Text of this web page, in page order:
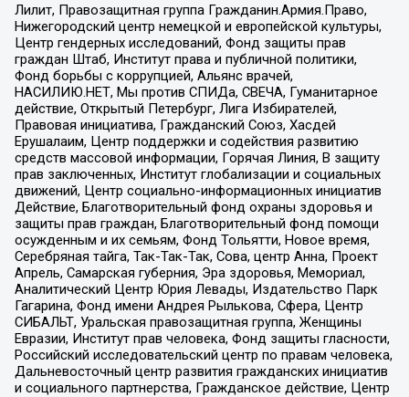
Лилит, Правозащитная группа Гражданин.Армия.Право,
Нижегородский центр немецкой и европейской культуры,
Центр гендерных исследований, Фонд защиты прав
граждан Штаб, Институт права и публичной политики,
Фонд борьбы с коррупцией, Альянс врачей,
НАСИЛИЮ.НЕТ, Мы против СПИДа, СВЕЧА, Гуманитарное
действие, Открытый Петербург, Лига Избирателей,
Правовая инициатива, Гражданский Союз, Хасдей
Ерушалаим, Центр поддержки и содействия развитию
средств массовой информации, Горячая Линия, В защиту
прав заключенных, Институт глобализации и социальных
движений, Центр социально-информационных инициатив
Действие, Благотворительный фонд охраны здоровья и
защиты прав граждан, Благотворительный фонд помощи
осужденным и их семьям, Фонд Тольятти, Новое время,
Серебряная тайга, Так-Так-Так, Сова, центр Анна, Проект
Апрель, Самарская губерния, Эра здоровья, Мемориал,
Аналитический Центр Юрия Левады, Издательство Парк
Гагарина, Фонд имени Андрея Рылькова, Сфера, Центр
СИБАЛЬТ, Уральская правозащитная группа, Женщины
Евразии, Институт прав человека, Фонд защиты гласности,
Российский исследовательский центр по правам человека,
Дальневосточный центр развития гражданских инициатив
и социального партнерства, Гражданское действие, Центр